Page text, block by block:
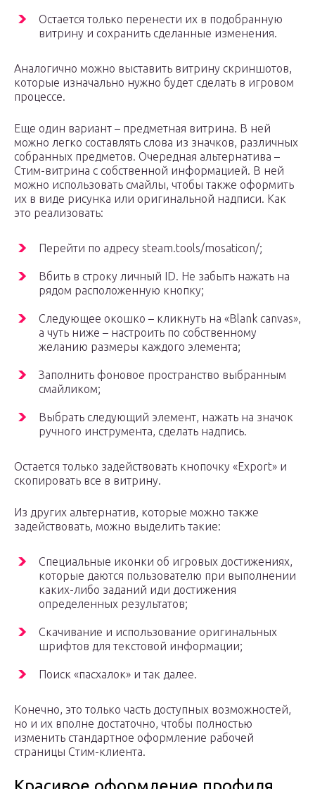
Остается только перенести их в подобранную
витрину и сохранить сделанные изменения.
Аналогично можно выставить витрину скриншотов,
которые изначально нужно будет сделать в игровом
процессе.
Еще один вариант – предметная витрина. В ней
можно легко составлять слова из значков, различных
собранных предметов. Очередная альтернатива –
Стим-витрина с собственной информацией. В ней
можно использовать смайлы, чтобы также оформить
их в виде рисунка или оригинальной надписи. Как
это реализовать:
Перейти по адресу steam.tools/mosaticon/;
Вбить в строку личный ID. Не забыть нажать на
рядом расположенную кнопку;
Следующее окошко – кликнуть на «Blank canvas»,
а чуть ниже – настроить по собственному
желанию размеры каждого элемента;
Заполнить фоновое пространство выбранным
смайликом;
Выбрать следующий элемент, нажать на значок
ручного инструмента, сделать надпись.
Остается только задействовать кнопочку «Export» и
скопировать все в витрину.
Из других альтернатив, которые можно также
задействовать, можно выделить такие:
Специальные иконки об игровых достижениях,
которые даются пользователю при выполнении
каких-либо заданий иди достижения
определенных результатов;
Скачивание и использование оригинальных
шрифтов для текстовой информации;
Поиск «пасхалок» и так далее.
Конечно, это только часть доступных возможностей,
но и их вполне достаточно, чтобы полностью
изменить стандартное оформление рабочей
страницы Стим-клиента.